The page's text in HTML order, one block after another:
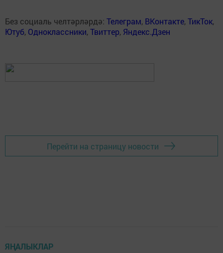
Без социаль челтәрләрдә: Телеграм, ВКонтакте,ТикТок,
Ютуб, Одноклассники,Твиттер, Яндекс.Дзен
Перейти на страницу новости
ЯҢАЛЫКЛАР